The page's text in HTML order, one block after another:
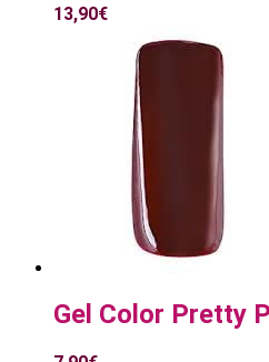
13,90€
Gel Color Pretty